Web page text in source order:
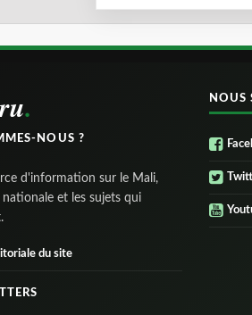
NOUS ?
d'information sur le Mali,
nationale et les sujets qui
du site
NOUS